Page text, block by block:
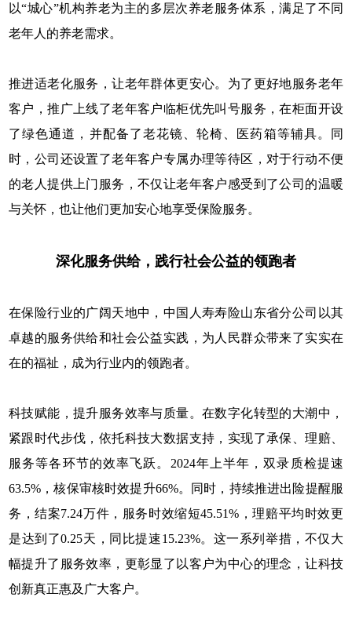
以“城心”机构养老为主的多层次养老服务体系，满足了不同
老年人的养老需求。
推进适老化服务，让老年群体更安心。为了更好地服务老年
客户，推广上线了老年客户临柜优先叫号服务，在柜面开设
了绿色通道，并配备了老花镜、轮椅、医药箱等辅具。同
时，公司还设置了老年客户专属办理等待区，对于行动不便
的老人提供上门服务，不仅让老年客户感受到了公司的温暖
与关怀，也让他们更加安心地享受保险服务。
深化服务供给，践行社会公益的领跑者
在保险行业的广阔天地中，中国人寿寿险山东省分公司以其
卓越的服务供给和社会公益实践，为人民群众带来了实实在
在的福祉，成为行业内的领跑者。
科技赋能，提升服务效率与质量。在数字化转型的大潮中，
紧跟时代步伐，依托科技大数据支持，实现了承保、理赔、
服务等各环节的效率飞跃。2024年上半年，双录质检提速
63.5%，核保审核时效提升66%。同时，持续推进出险提醒服
务，结案7.24万件，服务时效缩短45.51%，理赔平均时效更
是达到了0.25天，同比提速15.23%。这一系列举措，不仅大
幅提升了服务效率，更彰显了以客户为中心的理念，让科技
创新真正惠及广大客户。